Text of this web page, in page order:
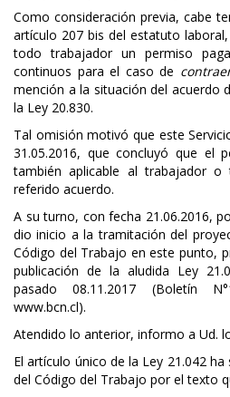
Como consideración previa, cabe
artículo 207 bis del estatuto
todo trabajador un permiso
continuos para el caso de
mención a la situación del acuerdo
la Ley 20.830.
Tal omisión motivó que este
31.05.2016, que concluyó que el
también aplicable al trabajador
referido acuerdo.
A su turno, con fecha 21.06.2016,
dio inicio a la tramitación del
Código del Trabajo en este punto,
publicación de la aludida Ley
pasado 08.11.2017 (Boletín
www.bcn.cl).
Atendido lo anterior, informo a Ud.
El artículo único de la Ley 21.042
del Código del Trabajo por el texto